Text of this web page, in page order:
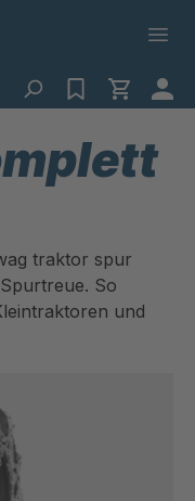
traktor spur
So
und